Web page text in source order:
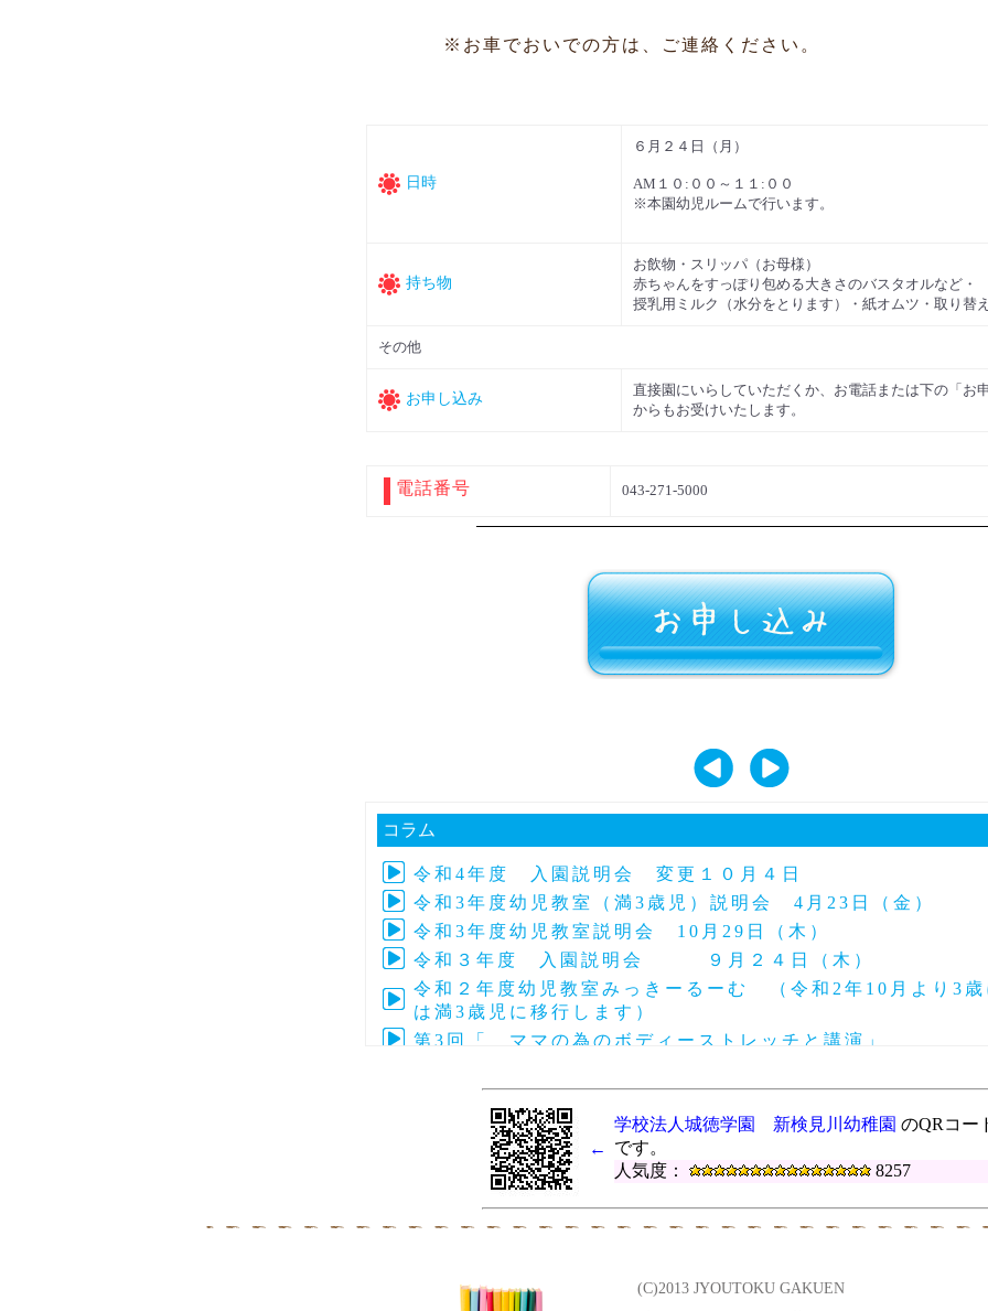
※お車でおいでの方は、ご連絡ください。
日時
６月２４日（月）
AM１０:００～１１:００
※本園幼児ルームで行います。
持ち物
お飲物・スリッパ（お母様）
赤ちゃんをすっぽり包める大きさのバスタオルなど・
授乳用ミルク（水分をとります）・紙オムツ・取り替
その他
お申し込み
直接園にいらしていただくか、お電話または下の「お
からもお受けいたします。
電話番号 043-271-5000
コラム
令和4年度 入園説明会 変更１０月４日
令和3年度幼児教室（満3歳児）説明会 4月23日（金）
令和3年度幼児教室説明会 10月29日（木）
令和３年度 入園説明会 ９月２４日（木）
令和２年度幼児教室みっきーるーむ （令和2年10月より3歳
は満3歳児に移行します）
第3回「 ママの為のボディーストレッチと講演」
令和元年度 第28回～33回にこにこ幼稚園（園庭開放）
第5回ぴょぴょ３Ｂベビーマッサージ11月28日
第3回地域交流「ポニーと遊ぼう」 １１月５日（火）
第4回ぴょぴょ３Ｂベビーマッサージ10月16日
令和２年度幼児教室みっきーるーむ 説明会10月11日
←
学校法人城徳学園 新検見川幼稚園 のQRコー
です。
人気度：
8257
(C)2013 JYOUTOKU GAKUEN